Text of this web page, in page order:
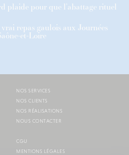
plaide pour que l’abattage rituel
repas gaulois aux Journées
et-Loire
NOS SERVICES
NOS CLIENTS
NOS RÉALISATIONS
NOUS CONTACTER
CGU
MENTIONS LÉGALES